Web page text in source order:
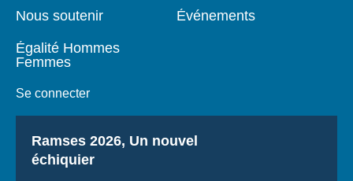
Nous soutenir
Égalité Hommes
Femmes
Se connecter
Événements
Titre
Ramses 2026, Un nouvel
échiquier